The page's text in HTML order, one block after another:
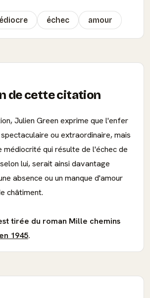
échec amour
de cette citation
Julien Green exprime que l'enfer
ou extraordinaire, mais
qui résulte de l'échec de
lui, serait ainsi davantage
absence ou un manque d'amour
châtiment.
tirée du roman Mille chemins
1945.